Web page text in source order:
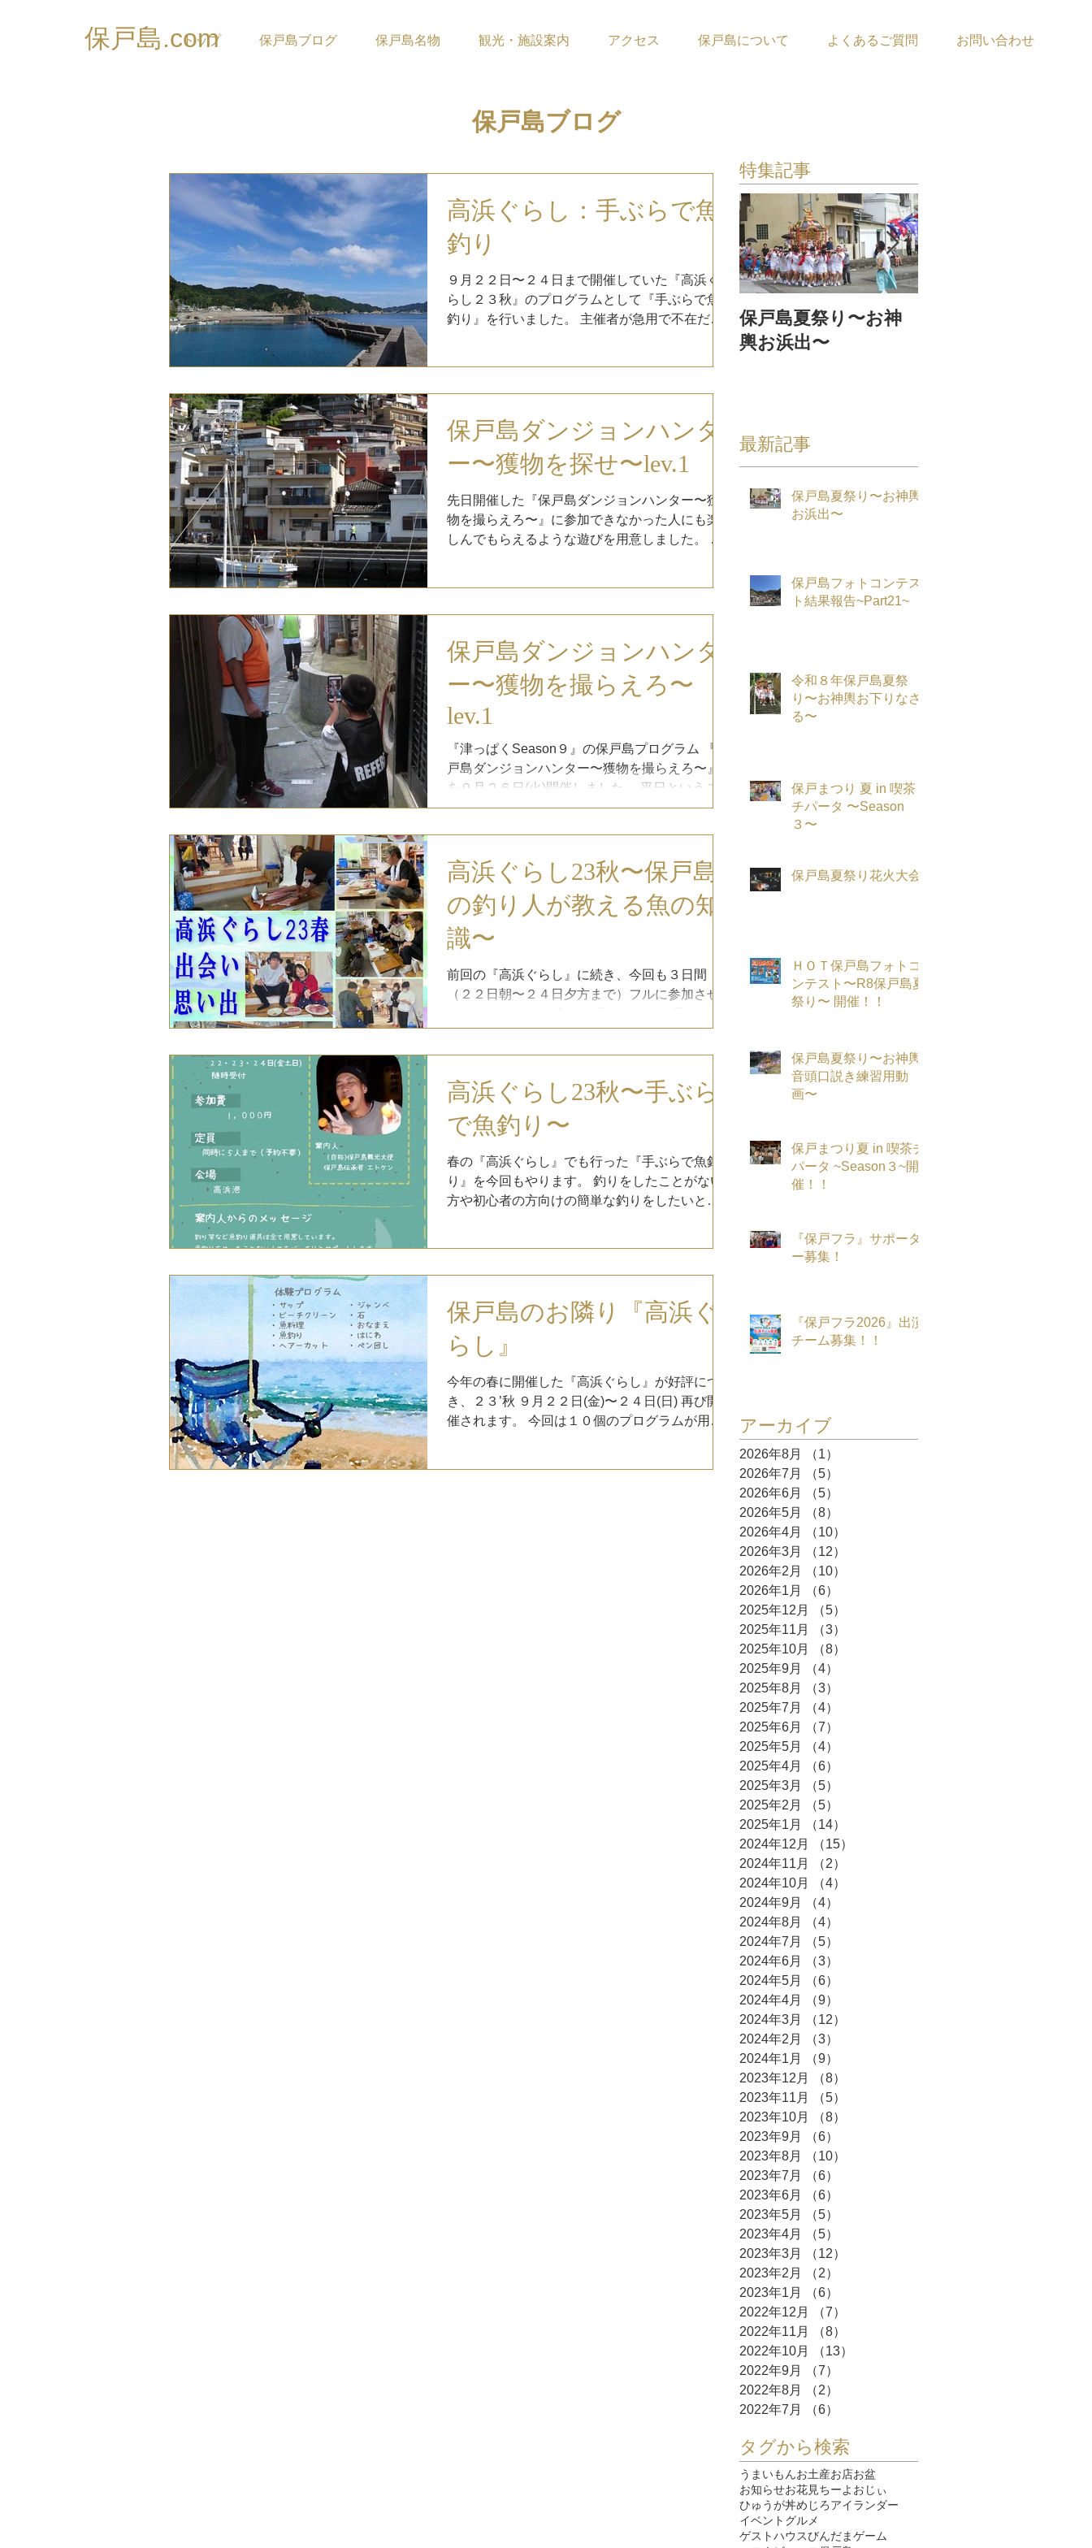
保戸島.com
トップ 保戸島ブログ 保戸島名物 観光・施設案内 アクセス 保戸島について よくあるご質問 お問い合わせ
​保戸島ブログ
高浜ぐらし：手ぶらで魚
釣り
９月２２日〜２４日まで開催していた『高浜ぐ
らし２３秋』のプログラムとして『手ぶらで魚
釣り』を行いました。 主催者が急用で不在だっ
保戸島ダンジョンハンタ
ー〜獲物を探せ〜lev.1
先日開催した『保戸島ダンジョンハンター〜獲
物を撮らえろ〜』に参加できなかった人にも楽
しんでもらえるような遊びを用意しました。 ゲ
を撮らえた写真を載...
保戸島ダンジョンハンタ
ー〜獲物を撮らえろ〜
lev.1
『津っぱくSeason９』の保戸島プログラム 『保
戸島ダンジョンハンター〜獲物を撮らえろ〜』
を９月２６日(火)開催しました。 平日ということ
で、少人数での開催となりましたが、、、 制限
高浜ぐらし23秋〜保戸島
の釣り人が教える魚の知
識〜
前回の『高浜ぐらし』に続き、今回も３日間
（２２日朝〜２４日夕方まで）フルに参加させ
で、開催時間に限らずいつでもお声がけくださ
い。 『江藤 建』主催の『手ぶらで魚釣り』のサ
ください。...
高浜ぐらし23秋〜手ぶら
で魚釣り〜
春の『高浜ぐらし』でも行った『手ぶらで魚釣
り』を今回もやります。 釣りをしたことがない
方や初心者の方向けの簡単な釣りをしたいと思
ると思います...
保戸島のお隣り『高浜ぐ
らし』
今年の春に開催した『高浜ぐらし』が好評につ
き、２３’秋 ９月２２日(金)〜２４日(日) 再び開
催されます。 今回は１０個のプログラムが用意
特集記事
保戸島夏祭り〜お神
輿お浜出〜
最新記事
保戸島夏祭り〜お神輿
お浜出〜
保戸島フォトコンテス
ト結果報告~Part21~
令和８年保戸島夏祭
り〜お神輿お下りなさ
る〜
保戸まつり 夏 in 喫茶
チパータ 〜Season
３〜
保戸島夏祭り花火大会
ＨＯＴ保戸島フォトコ
ンテスト〜R8保戸島夏
祭り〜 開催！！
保戸島夏祭り〜お神輿
音頭口説き練習用動
画〜
保戸まつり夏 in 喫茶チ
パータ ~Season３~開
催！！
『保戸フラ』サポータ
ー募集！
『保戸フラ2026』出演
チーム募集！！
アーカイブ
2026年8月 （1）
2026年7月
（5）
2026年6月
（5）
2026年5月
（8）
2026年4月
（10）
2026年3月
（12）
2026年2月
（10）
2026年1月
（6）
2025年12月
（5）
2025年11月
（3）
2025年10月
（8）
2025年9月
（4）
2025年8月
（3）
2025年7月
（4）
2025年6月
（7）
2025年5月
（4）
2025年4月
（6）
2025年3月
（5）
2025年2月
（5）
2025年1月
（14）
2024年12月
（15）
2024年11月
（2）
2024年10月
（4）
2024年9月
（4）
2024年8月
（4）
2024年7月
（5）
2024年6月
（3）
2024年5月
（6）
2024年4月
（9）
2024年3月
（12）
2024年2月
（3）
2024年1月
（9）
2023年12月
（8）
2023年11月
（5）
2023年10月
（8）
2023年9月
（6）
2023年8月
（10）
2023年7月
（6）
2023年6月
（6）
2023年5月
（5）
2023年4月
（5）
2023年3月
（12）
2023年2月
（2）
2023年1月
（6）
2022年12月
（7）
2022年11月
（8）
2022年10月
（13）
2022年9月
（7）
2022年8月
（2）
2022年7月
（6）
タグから検索
うまいもんお土産お店お盆
お知らせお花見ちーよおじぃ
ひゅうが丼めじろアイランダー
イベント グルメ
ゲストハウスびんだまゲーム